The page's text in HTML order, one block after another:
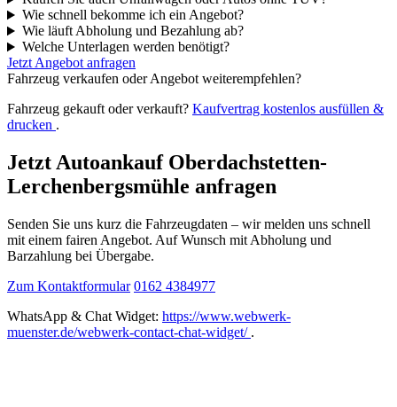
Wie schnell bekomme ich ein Angebot?
Wie läuft Abholung und Bezahlung ab?
Welche Unterlagen werden benötigt?
Jetzt Angebot anfragen
Fahrzeug verkaufen oder Angebot weiterempfehlen?
Fahrzeug gekauft oder verkauft? Kaufvertrag kostenlos ausfüllen &
drucken .
Jetzt Autoankauf Oberdachstetten-
Lerchenbergsmühle anfragen
Senden Sie uns kurz die Fahrzeugdaten – wir melden uns schnell
mit einem fairen Angebot. Auf Wunsch mit Abholung und
Barzahlung bei Übergabe.
Zum Kontaktformular 0162 4384977
WhatsApp & Chat Widget: https://www.webwerk-
muenster.de/webwerk-contact-chat-widget/ .